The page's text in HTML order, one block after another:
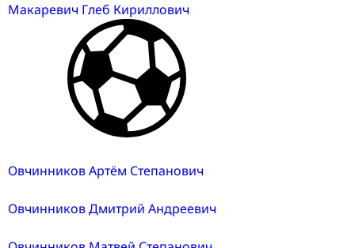
Макаревич Глеб Кириллович
Овчинников Артём Степанович
Овчинников Дмитрий Андреевич